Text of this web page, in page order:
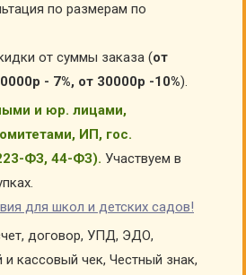
по размерам по
от суммы заказа (от
- 7%, от 30000р -10%).
и юр. лицами,
ИП, гос.
ФЗ, 44-ФЗ). Участвуем в
для школ и детских садов!
договор, УПД, ЭДО,
кассовый чек, Честный знак,